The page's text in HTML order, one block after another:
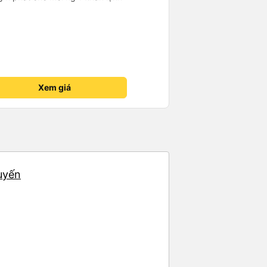
Xem giá